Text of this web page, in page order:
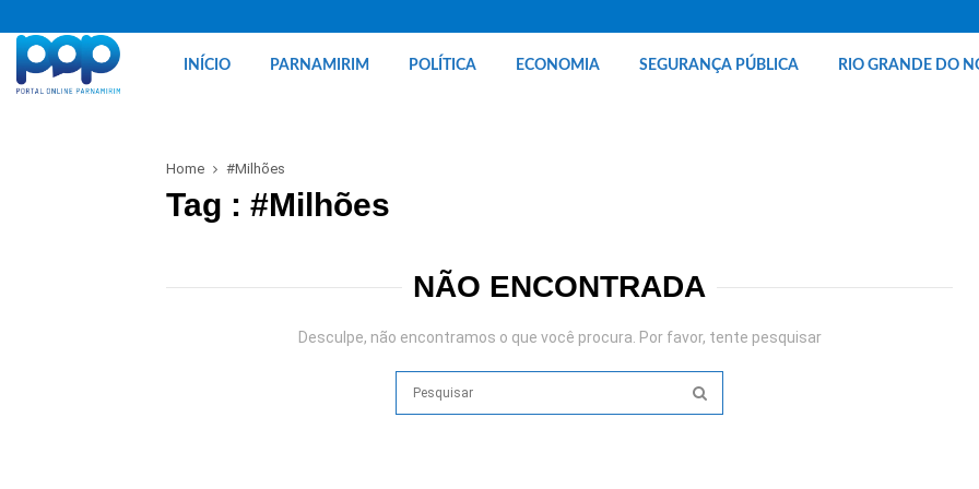
INÍCIO PARNAMIRIM POLÍTICA ECONOMIA SEGURANÇA PÚBLICA RIO GRANDE DO
Home #Milhões
Tag : #Milhões
NÃO ENCONTRADA
Desculpe, não encontramos o que você procura. Por favor, tente pesquisar